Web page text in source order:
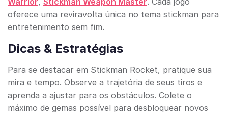
oferece uma reviravolta única no tema stickman para
entretenimento sem fim.
Dicas & Estratégias
Para se destacar em Stickman Rocket, pratique sua
mira e tempo. Observe a trajetória de seus tiros e
aprenda a ajustar para os obstáculos. Colete o
máximo de gemas possível para desbloquear novos